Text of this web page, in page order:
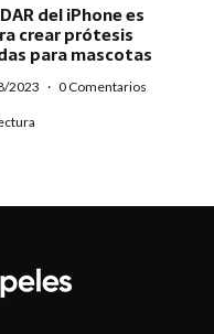
del iPhone es
crear prótesis
para mascotas
2023 · 0 Comentarios